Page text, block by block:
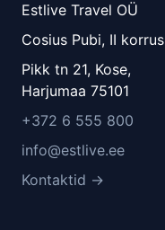
Estlive Travel OÜ
Cosius Pubi, II korrus
Pikk tn 21, Kose,
Harjumaa 75101
+372 6 555 800
info@estlive.ee
Kontaktid →